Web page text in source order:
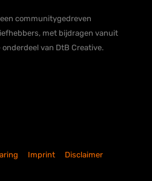
communitygedreven
met bijdragen vanuit
van DtB Creative.
Imprint Disclaimer